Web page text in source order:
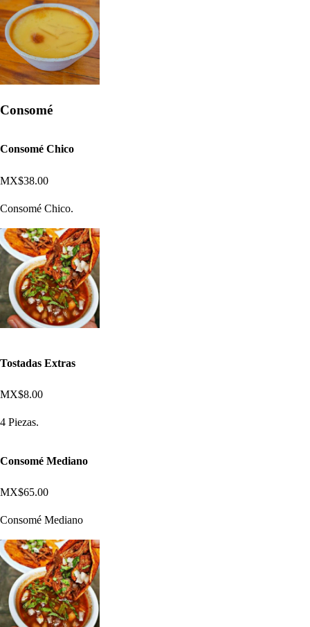
Consomé
Consomé Chico
MX$38.00
Consomé Chico.
Tostadas Extras
MX$8.00
4 Piezas.
Consomé Mediano
MX$65.00
Consomé Mediano